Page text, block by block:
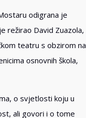
odigrana je
režirao David Zuazola,
teatru s obzirom na
osnovnih škola,
o svjetlosti koju u
ali govori i o tome